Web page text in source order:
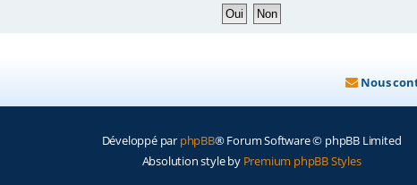
Nous
Développé par phpBB® Forum Software © phpBB Limited
Absolution style by Premium phpBB Styles